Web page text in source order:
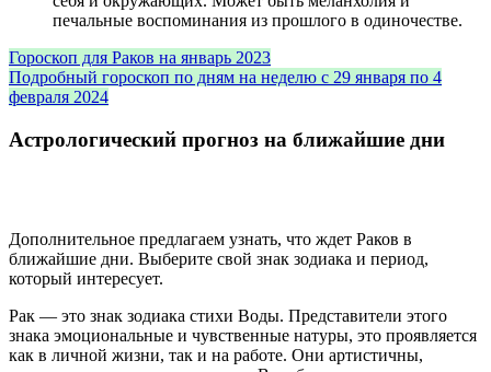
печальные воспоминания из прошлого в одиночестве.
Гороскоп для Раков на январь 2023
Подробный гороскоп по дням на неделю с 29 января по 4
февраля 2024
Астрологический прогноз на ближайшие дни
Дополнительное предлагаем узнать, что ждет Раков в
ближайшие дни. Выберите свой знак зодиака и период,
который интересует.
Рак — это знак зодиака стихи Воды. Представители этого
знака эмоциональные и чувственные натуры, это проявляется
как в личной жизни, так и на работе. Они артистичны,